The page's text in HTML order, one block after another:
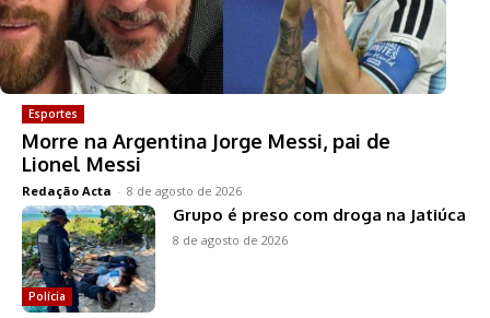
Esportes
Morre na Argentina Jorge Messi, pai de
Lionel Messi
Redação Acta - 8 de agosto de 2026
Polícia
Grupo é preso com droga na Jatiúca
8 de agosto de 2026